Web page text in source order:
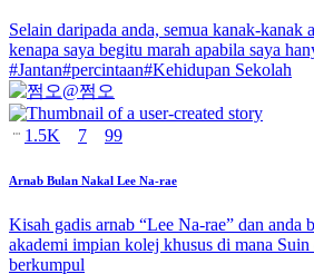
Selain daripada anda, semua kanak-kanak
kenapa saya begitu marah apabila saya
#Jantan#percintaan#Kehidupan Sekolah
@쩜오
1.5K 7 99
Arnab Bulan Nakal Lee Na-rae
Kisah gadis arnab “Lee Na-rae” dan anda
akademi impian kolej khusus di mana Suin
berkumpul